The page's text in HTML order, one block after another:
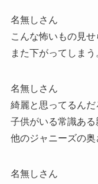
名無しさん
こんな怖いもの見
また下がってしまう
名無しさん
綺麗と思ってるん
子供がいる常識あ
他のジャニーズの奥
名無しさん